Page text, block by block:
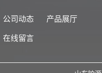
公司动态 产品展厅
在线留言